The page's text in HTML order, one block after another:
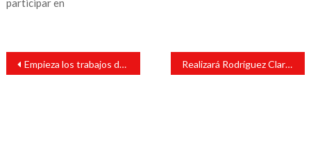
participar en
Navegación
entradas
Empieza los trabajos de la selección de San Andrés Realizará Rodríguez Clara carrera para contribuir con damnificados